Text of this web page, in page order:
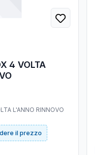
4 VOLTA
L'ANNO RINNOVO
il prezzo